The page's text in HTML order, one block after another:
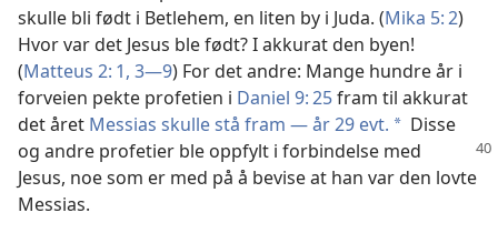
skulle bli født i Betlehem, en liten by i Juda. (Mika 5: 2)
Hvor var det Jesus ble født? I akkurat den byen!
(Matteus 2: 1, 3—9) For det andre: Mange hundre år i
forveien pekte profetien i Daniel 9: 25fram til akkurat
det året Messias skulle stå fram — år 29 evt. a Disse
og andre profetier ble oppfylt i forbindelse med
Jesus, noe som er med på å bevise at han var den lovte
Messias.